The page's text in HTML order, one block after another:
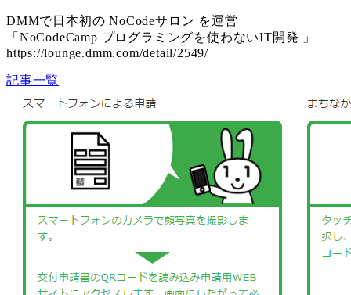
DMMで日本初の NoCodeサロン を運営
「NoCodeCamp プログラミングを使わないIT開発 」
https://lounge.dmm.com/detail/2549/
記事一覧